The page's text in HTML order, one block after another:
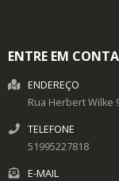
ENTRE EM
ENDEREÇO
Rua Herbert Wilke
TELEFONE
51995227818
E-MAIL